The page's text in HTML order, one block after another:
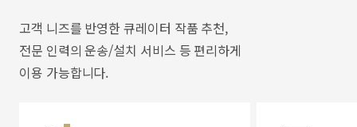
고객 니즈를 반영한 큐레이터 작품 추천,
전문 인력의 운송/설치 서비스 등 편리하게
이용 가능합니다.